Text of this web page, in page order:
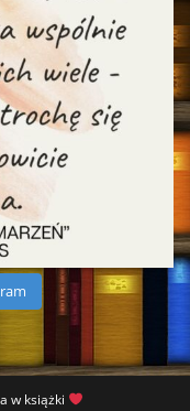
w książki